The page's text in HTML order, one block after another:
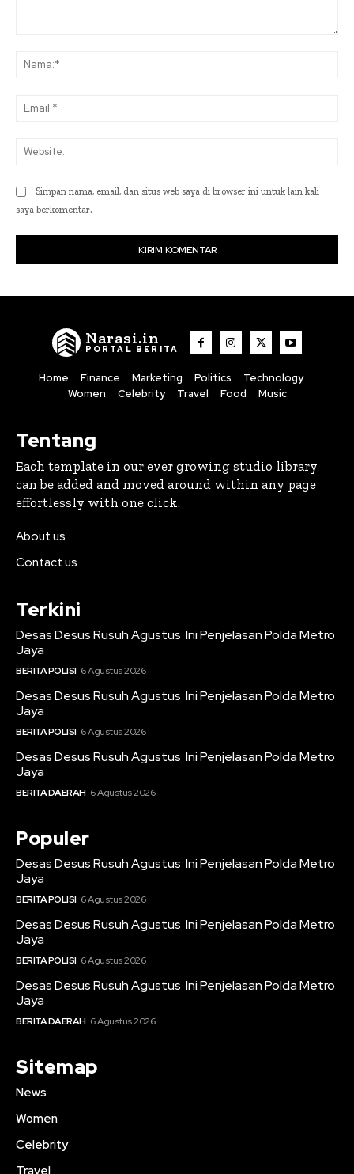
Simpan nama, email, dan situs web saya di browser ini untuk lain kali
saya berkomentar.
Narasi.in
PORTAL BERITA
Home Finance Marketing Politics
Technology
Women
Celebrity Travel Food Music
Tentang
Each template in our ever growing studio library
can be added and moved around within any page
effortlessly with one click.
About us
Contact us
Terkini
Desas Desus Rusuh Agustus Ini Penjelasan Polda Metro
Jaya
BERITA POLISI 6 Agustus 2026
Desas Desus Rusuh Agustus Ini Penjelasan Polda Metro
Jaya
BERITA POLISI 6 Agustus 2026
Desas Desus Rusuh Agustus Ini Penjelasan Polda Metro
Jaya
BERITA DAERAH 6 Agustus 2026
Populer
Desas Desus Rusuh Agustus Ini Penjelasan Polda Metro
Jaya
BERITA POLISI 6 Agustus 2026
Desas Desus Rusuh Agustus Ini Penjelasan Polda Metro
Jaya
BERITA POLISI 6 Agustus 2026
Desas Desus Rusuh Agustus Ini Penjelasan Polda Metro
Jaya
BERITA DAERAH 6 Agustus 2026
Sitemap
News
Women
Celebrity
Travel